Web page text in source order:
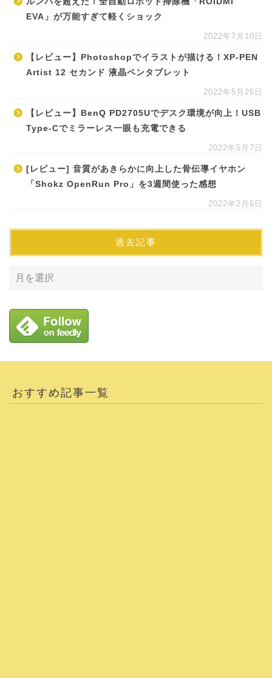
EVA」が万能すぎて軽くショック
2022年7月10日
【レビュー】Photoshopでイラストが描ける！XP-PEN
Artist 12 セカンド 液晶ペンタブレット
2022年5月26日
【レビュー】BenQ PD2705Uでデスク環境が向上！USB
Type-Cでミラーレス一眼も充電できる
2022年5月7日
[レビュー] 音質があきらかに向上した骨伝導イヤホン
「Shokz OpenRun Pro」を3週間使った感想
2022年2月6日
過去記事
おすすめ記事一覧